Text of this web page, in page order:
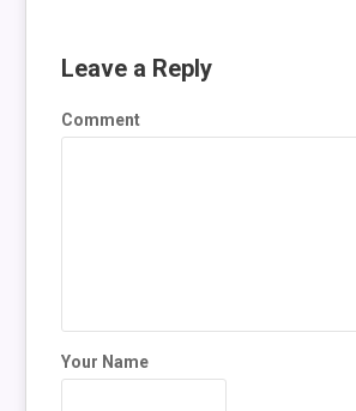
Leave a Reply
Comment
Your Name